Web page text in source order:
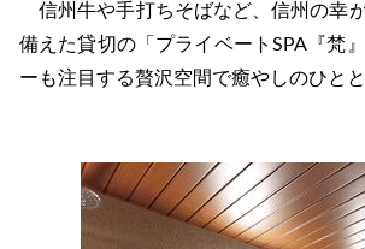
信州牛や手打ちそばなど、信州の幸
備えた貸切の「プライベートSPA『梵
ーも注目する贅沢空間で癒やしのひとと